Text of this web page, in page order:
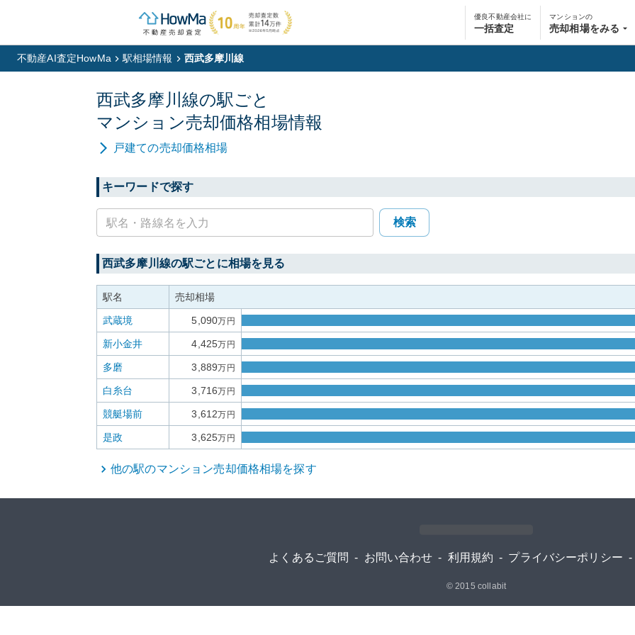
優良不動産会社に
一括査定
マンションの
売却相場をみる
不動産AI査定HowMa 駅相場情報 西武多摩川線
西武多摩川線の駅ごと
マンション売却価格相場情報
戸建ての売却価格相場
キーワードで探す
検索
西武多摩川線の駅ごとに相場を見る
駅名 売却相場
武蔵境 5,090万円
新小金井 4,425万円
多磨 3,889万円
白糸台 3,716万円
競艇場前 3,612万円
是政 3,625万円
他の駅のマンション売却価格相場を探す
よくあるご質問 - お問い合わせ - 利用規約 - プライバシーポリシー -
© 2015 collabit